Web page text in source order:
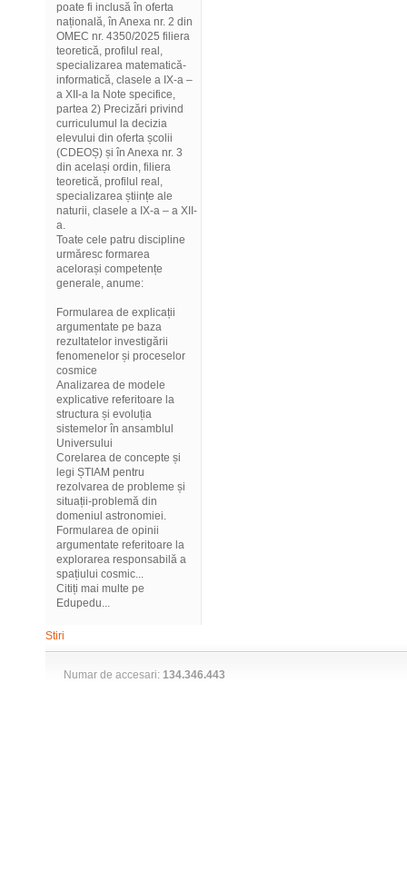
poate fi inclusă în oferta
națională, în Anexa nr. 2 din
OMEC nr. 4350/2025 filiera
teoretică, profilul real,
specializarea matematică-
informatică, clasele a IX-a –
a XII-a la Note specifice,
partea 2) Precizări privind
curriculumul la decizia
elevului din oferta școlii
(CDEOȘ) și în Anexa nr. 3
din același ordin, filiera
teoretică, profilul real,
specializarea științe ale
naturii, clasele a IX-a – a XII-
a.
Toate cele patru discipline
urmăresc formarea
acelorași competențe
generale, anume:
Formularea de explicații
argumentate pe baza
rezultatelor investigării
fenomenelor și proceselor
cosmice
Analizarea de modele
explicative referitoare la
structura și evoluția
sistemelor în ansamblul
Universului
Corelarea de concepte și
legi ȘTIAM pentru
rezolvarea de probleme și
situații-problemă din
domeniul astronomiei.
Formularea de opinii
argumentate referitoare la
explorarea responsabilă a
spațiului cosmic...
Citiți mai multe pe
Edupedu...
Stiri
Numar de accesari: 134.346.443